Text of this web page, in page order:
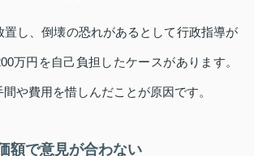
置し、倒壊の恐れがあるとして行政指導が
万円を自己負担したケースがあります。
や費用を惜しんだことが原因です。
額で意見が合わない